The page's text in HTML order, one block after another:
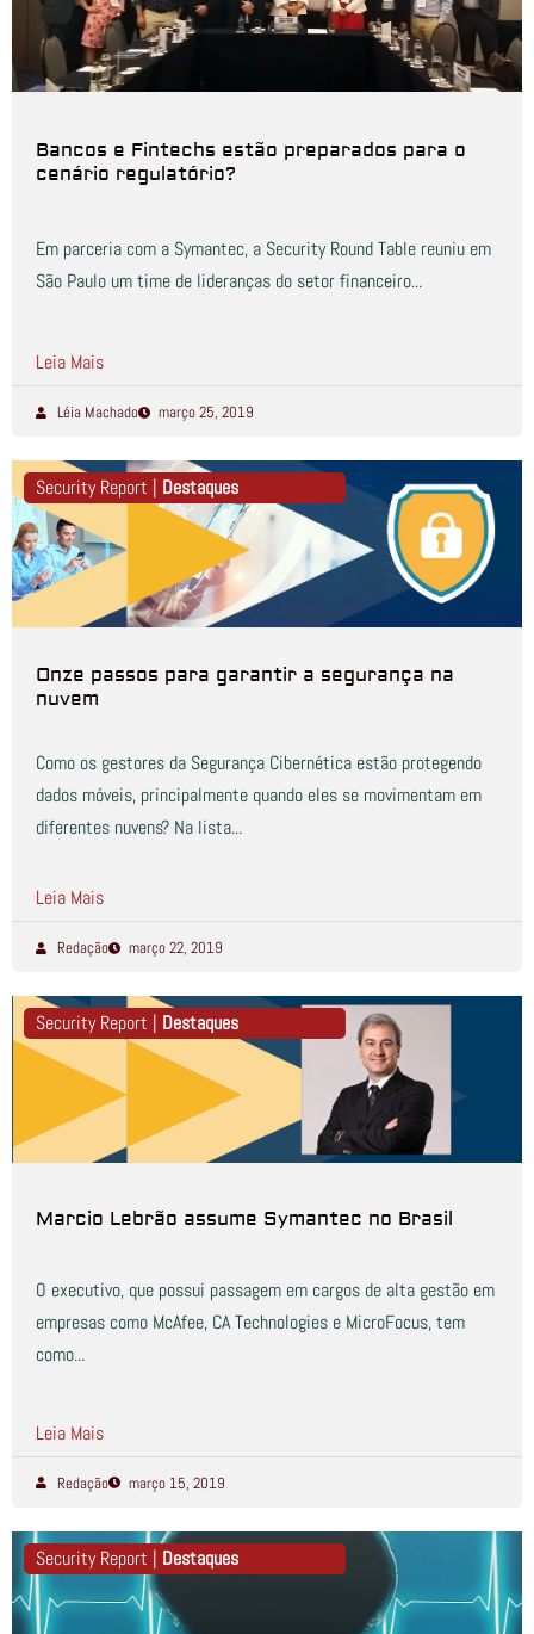
Bancos e Fintechs estão preparados para o
cenário regulatório?
Em parceria com a Symantec, a Security Round Table reuniu em
São Paulo um time de lideranças do setor financeiro...
Leia Mais
Léia Machado março 25, 2019
Security Report | Destaques
Onze passos para garantir a segurança na
nuvem
Como os gestores da Segurança Cibernética estão protegendo
dados móveis, principalmente quando eles se movimentam em
diferentes nuvens? Na lista...
Leia Mais
Redação março 22, 2019
Security Report | Destaques
Marcio Lebrão assume Symantec no Brasil
O executivo, que possui passagem em cargos de alta gestão em
empresas como McAfee, CA Technologies e MicroFocus, tem
como...
Leia Mais
Redação março 15, 2019
Security Report | Destaques